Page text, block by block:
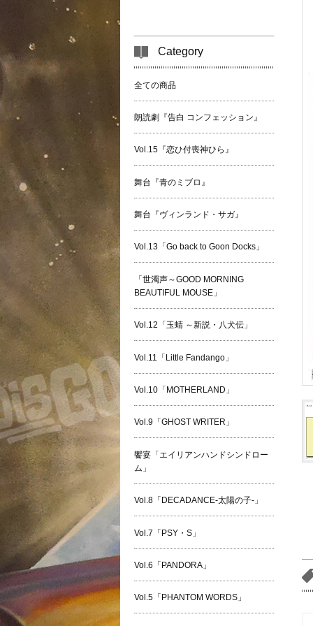
Category
全ての商品
朗読劇『告白 コンフェッション』
Vol.15『恋ひ付喪神ひら』
舞台『青のミブロ』
舞台『ヴィンランド・サガ』
Vol.13「Go back to Goon Docks」
「世濁声～GOOD MORNING
BEAUTIFUL MOUSE」
Vol.12「玉蜻 ～新説・八犬伝」
Vol.11「Little Fandango」
Vol.10「MOTHERLAND」
Vol.9「GHOST WRITER」
饗宴「エイリアンハンドシンドロー
ム」
Vol.8「DECADANCE-太陽の子-」
Vol.7「PSY・S」
Vol.6「PANDORA」
Vol.5「PHANTOM WORDS」